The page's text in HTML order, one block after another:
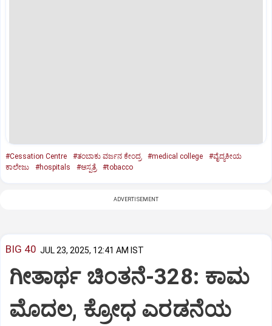
#Cessation Centre #ತಂಬಾಕು ವರ್ಜನ ಕೇಂದ್ರ #medical college
#ವೈದ್ಯಕೀಯ
ಕಾಲೇಜು
#hospitals #ಆಸ್ಪತ್ರೆ #tobacco
ADVERTISEMENT
BIG 40 JUL 23, 2025, 12:41 AM IST
ಗೀತಾರ್ಥ ಚಿಂತನೆ-328: ಕಾಮ
ಮೊದಲ, ಕ್ರೋಧ ಎರಡನೆಯ